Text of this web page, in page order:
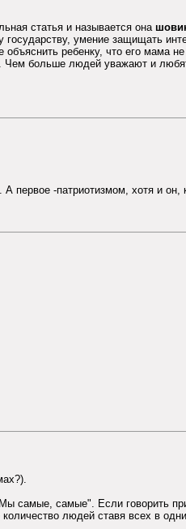
статья и называется она
государству, умение защищать
объяснить ребенку, что его мама
Чем больше людей уважают и
-патриотизмом, хотя и он,
самые, самые". Если говорить
людей ставя всех в